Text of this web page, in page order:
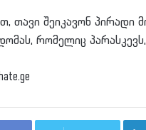
თავი შეიკავონ პირადი
რომელიც